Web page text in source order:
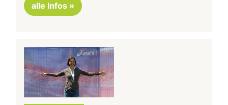
alle Infos »